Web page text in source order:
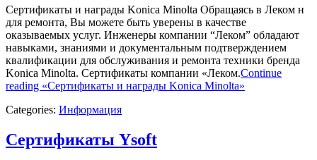
Сертификаты и награды Konica Minolta Обращаясь в Леком н
для ремонта, Вы можете быть уверены в качестве
оказываемых услуг. Инженеры компании “Леком” обладают
навыками, знаниями и документальным подтверждением
квалификации для обслуживания и ремонта техники бренда
Konica Minolta. Сертификаты компании «Леком.Continue
reading «Сертификаты и награды Konica Minolta»
Categories: Информация
Сертификаты Ysoft